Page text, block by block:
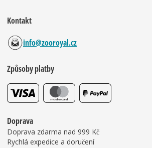
Kontakt
info@zooroyal.cz
Způsoby platby
Doprava
Doprava zdarma nad 999 Kč
Rychlá expedice a doručení